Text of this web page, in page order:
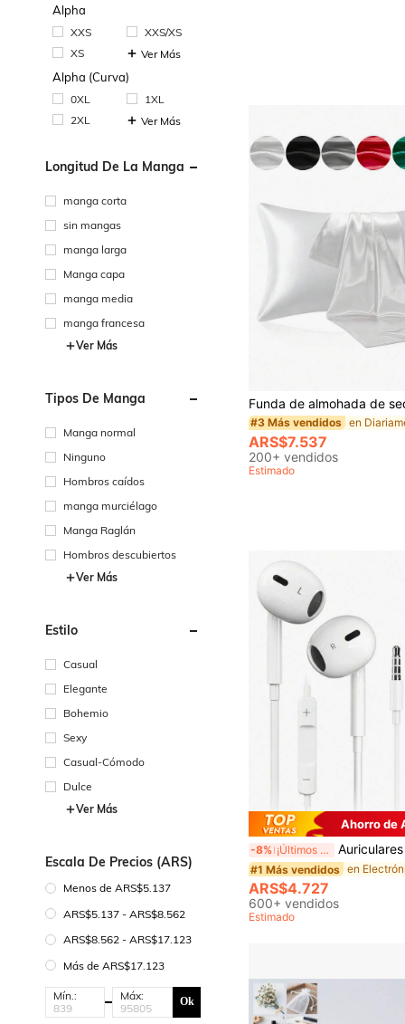
Alpha
XXS
XXS/XS
XS
Ver Más
Alpha (Curva)
0XL
1XL
2XL
Ver Más
Longitud De La Manga
manga corta
sin mangas
manga larga
Manga capa
manga media
manga francesa
Ver Más
Tipos De Manga
Manga normal
Ninguno
Hombros caídos
manga murciélago
Manga Raglán
Hombros descubiertos
Ver Más
Estilo
Casual
Elegante
Bohemio
Sexy
Casual-Cómodo
Dulce
Ver Más
Escala De Precios (ARS)
Menos de ARS$5.137
ARS$5.137 - ARS$8.562
ARS$8.562 - ARS$17.123
Más de ARS$17.123
Mín.: Máx: Ok
#3 Más vendidos
ARS$7.537
200+ vendidos
Estimado
Ahorro de
-8% ¡Últimos 2 días Auriculares Intraurales con Lightning, Type-C y Jack de 3.5mm, Cancelación de Ruido, Estéreo, Control de Volumen, Compatible con Series 17/
#1 Más vendidos en
ARS$4.727
600+ vendidos
Estimado